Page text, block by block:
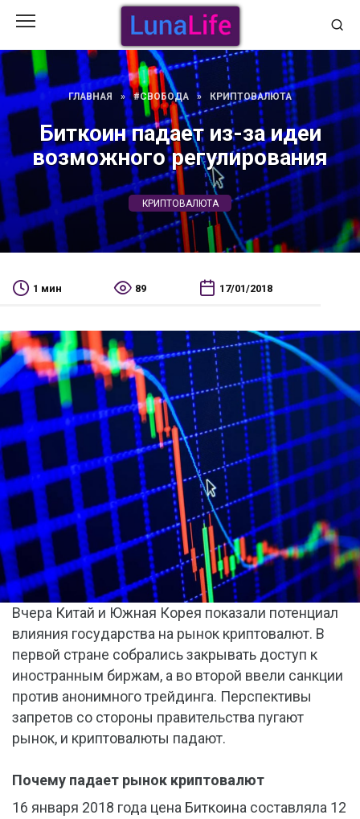
содержанию
ГЛАВНАЯ » #СВОБОДА » КРИПТОВАЛЮТА
Биткоин падает из-за идеи
возможного регулирования
КРИПТОВАЛЮТА
1 мин 89 17/01/2018
Вчера Китай и Южная Корея показали потенциал
влияния государства на рынок криптовалют. В
первой стране собрались закрывать доступ к
иностранным биржам, а во второй ввели санкции
против анонимного трейдинга. Перспективы
запретов со стороны правительства пугают
рынок, и криптовалюты падают.
Почему падает рынок криптовалют
16 января 2018 года цена Биткоина составляла 12